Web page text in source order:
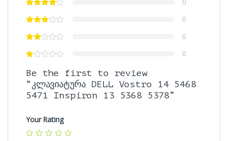
0
0
0
0
Be the first to review
“კლავიატურა DELL Vostro 14 5468
5471 Inspiron 13 5368 5378”
Your Rating